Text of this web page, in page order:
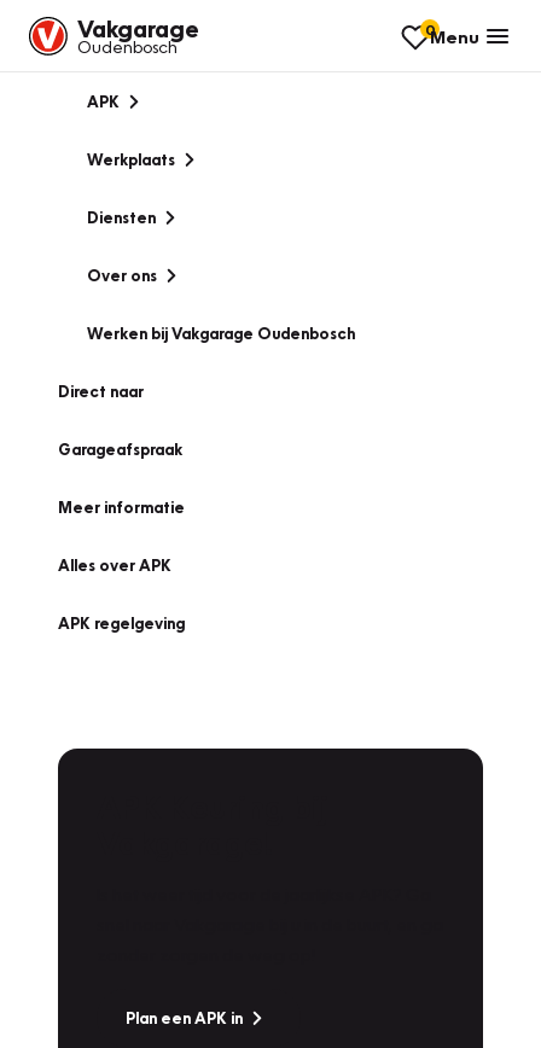
Vakgarage
Oudenbosch
0Menu
APK
Werkplaats
Diensten
Over ons
Werken bij Vakgarage Oudenbosch
Direct naar
Garageafspraak
Meer informatie
Alles over APK
APK regelgeving
Plan een APK in